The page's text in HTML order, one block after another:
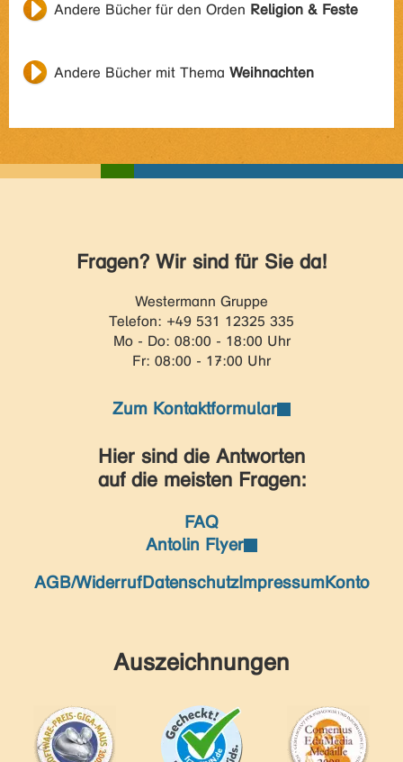
Andere Bücher für den Orden Religion & Feste
Andere Bücher mit Thema Weihnachten